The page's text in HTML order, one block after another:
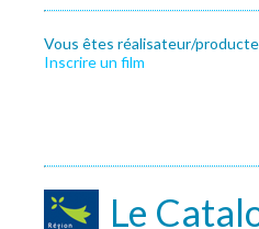
Vous êtes réalisateur/
Inscrire un film
Le